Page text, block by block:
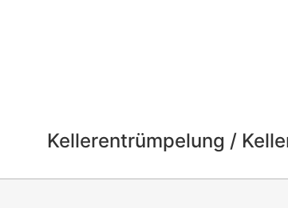
Kellerentrümpelung /